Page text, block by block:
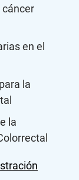
en el
la
la